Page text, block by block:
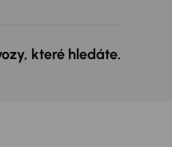
které hledáte.